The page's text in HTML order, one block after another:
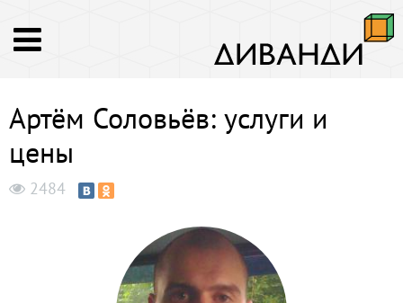
Артём Соловьёв: услуги и
цены
2484